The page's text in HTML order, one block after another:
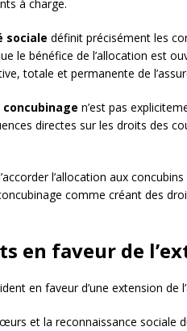
à charge.
sociale définit précisément les
le bénéfice de l’allocation est
totale et permanente de
concubinage n’est pas
directes sur les droits des
l’allocation aux
comme créant des
en faveur de
en faveur d’une extension de
et la reconnaissance sociale